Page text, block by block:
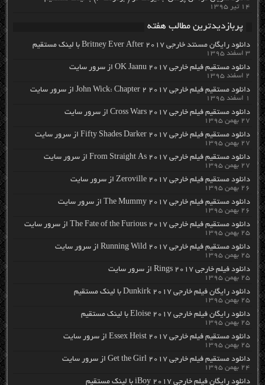
۱۴ تیر ۱۳۹۵
پربازدیدترین مطالب هفته
دانلود رایگان مسنتد خارجی Britney Ever After 2017 با لینک مستقیم
۳ اسفند ۱۳۹۵
دانلود مستقیم فیلم خارجی OK Jaanu 2017 از سرور سایت
۲ اسفند ۱۳۹۵
دانلود مستقیم فیلم خارجی John Wick: Chapter 2 2017 از سرور سایت
۱ اسفند ۱۳۹۵
دانلود مستقیم فیلم خارجی Cross Wars 2017 از سرور سایت
۲۷ بهمن ۱۳۹۵
دانلود مستقیم فیلم خارجی Fifty Shades Darker 2017 از سرور سایت
۲۷ بهمن ۱۳۹۵
دانلود مستقیم فیلم خارجی From Straight As 2017 از سرور سایت
۲۷ بهمن ۱۳۹۵
دانلود مستقیم فیلم خارجی Zeroville 2017 از سرور سایت
۲۶ بهمن ۱۳۹۵
دانلود مستقیم فیلم خارجی The Mummy 2017 از سرور سایت
۲۶ بهمن ۱۳۹۵
دانلود مستقیم فیلم خارجی The Fate of the Furious 2017 از سرور سایت
۲۵ بهمن ۱۳۹۵
دانلود مستقیم فیلم خارجی Running Wild 2017 از سرور سایت
۲۵ بهمن ۱۳۹۵
دانلود فیلم خارجی Rings 2017 از سرور سایت
۲۵ بهمن ۱۳۹۵
دانلود رایگان فیلم خارجی Dunkirk 2017 با لینک مستقیم
۲۵ بهمن ۱۳۹۵
دانلود رایگان فیلم خارجی Eloise 2017 با لینک مستقیم
۲۵ بهمن ۱۳۹۵
دانلود مستقیم فیلم خارجی Essex Heist 2017 از سرور سایت
۲۵ بهمن ۱۳۹۵
دانلود مستقیم فیلم خارجی Get the Girl 2017 از سرور سایت
۲۴ بهمن ۱۳۹۵
دانلود رایگان فیلم خارجی iBoy 2017 با لینک مستقیم